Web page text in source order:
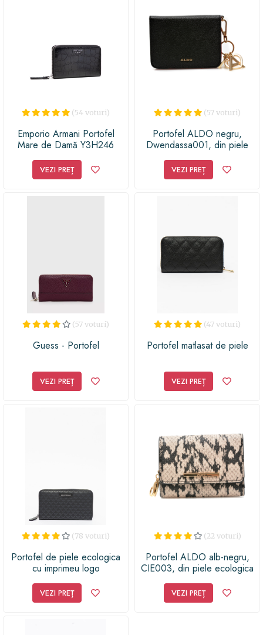
(54 voturi)
Emporio Armani Portofel
Mare de Damă Y3H246
VEZI PREȚ
(57 voturi)
Portofel ALDO negru,
Dwendassa001, din piele
VEZI PREȚ
(57 voturi)
Guess - Portofel
VEZI PREȚ
(47 voturi)
Portofel matlasat de piele
VEZI PREȚ
(78 voturi)
Portofel de piele ecologica
cu imprimeu logo
VEZI PREȚ
(22 voturi)
Portofel ALDO alb-negru,
CIE003, din piele ecologica
VEZI PREȚ